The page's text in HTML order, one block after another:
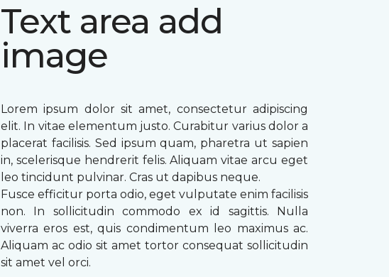
Text area add
image
Lorem ipsum dolor sit amet, consectetur adipiscing
elit. In vitae elementum justo. Curabitur varius dolor a
placerat facilisis. Sed ipsum quam, pharetra ut sapien
in, scelerisque hendrerit felis. Aliquam vitae arcu eget
leo tincidunt pulvinar. Cras ut dapibus neque.
Fusce efficitur porta odio, eget vulputate enim facilisis
non. In sollicitudin commodo ex id sagittis. Nulla
viverra eros est, quis condimentum leo maximus ac.
Aliquam ac odio sit amet tortor consequat sollicitudin
sit amet vel orci.